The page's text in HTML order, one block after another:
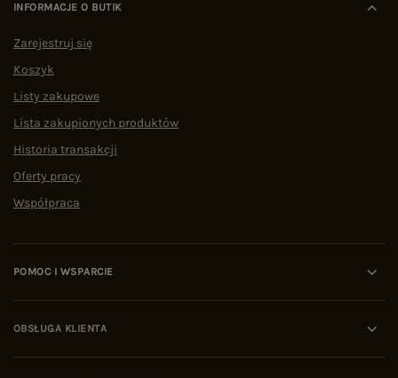
INFORMACJE O BUTIK
Zarejestruj się
Koszyk
Listy zakupowe
Lista zakupionych produktów
Historia transakcji
Oferty pracy
Współpraca
POMOC I WSPARCIE
OBSŁUGA KLIENTA